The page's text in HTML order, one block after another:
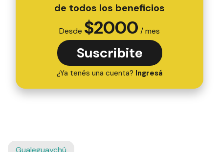
de todos los beneficios
Desde $2000 / mes
Suscribite
¿Ya tenés una cuenta? Ingresá